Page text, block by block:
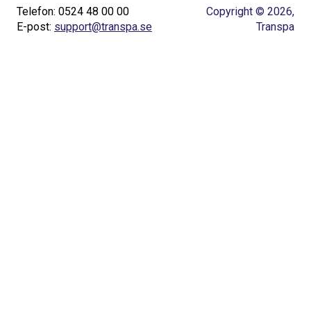
Telefon: 0524 48 00 00
E-post: support@transpa.se
Copyright © 2026,
Transpa